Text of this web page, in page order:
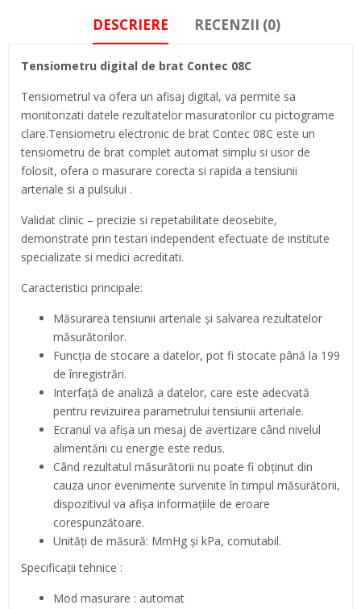
DESCRIERE RECENZII (0)
Tensiometru digital de brat Contec 08C
Tensiometrul va ofera un afisaj digital, va permite sa
monitorizati datele rezultatelor masuratorilor cu pictograme
clare.Tensiometru electronic de brat Contec 08C este un
tensiometru de brat complet automat simplu si usor de
folosit, ofera o masurare corecta si rapida a tensiunii
arteriale si a pulsului .
Validat clinic – precizie si repetabilitate deosebite,
demonstrate prin testari independent efectuate de institute
specializate si medici acreditati.
Caracteristici principale:
Măsurarea tensiunii arteriale și salvarea rezultatelor
măsurătorilor.
Funcția de stocare a datelor, pot fi stocate până la 199
de înregistrări.
Interfață de analiză a datelor, care este adecvată
pentru revizuirea parametrului tensiunii arteriale.
Ecranul va afișa un mesaj de avertizare când nivelul
alimentării cu energie este redus.
Când rezultatul măsurătorii nu poate fi obținut din
cauza unor evenimente survenite în timpul măsurătorii,
dispozitivul va afișa informațiile de eroare
corespunzătoare.
Unități de măsură: MmHg și kPa, comutabil.
Specificații tehnice :
Mod masurare : automat